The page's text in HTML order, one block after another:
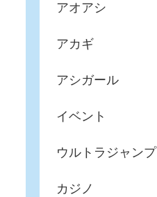
アオアシ
アカギ
アシガール
イベント
ウルトラジャンプ
カジノ